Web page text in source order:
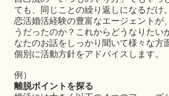
ても、同じことの繰り返しになるだけ。
恋活婚活経験の豊富なエージェントが
うだったのか？これからどうなりたい
なたのお話をしっかり聞いて様々な方
個別に活動方針をアドバイスします。
例）
離脱ポイントを探る